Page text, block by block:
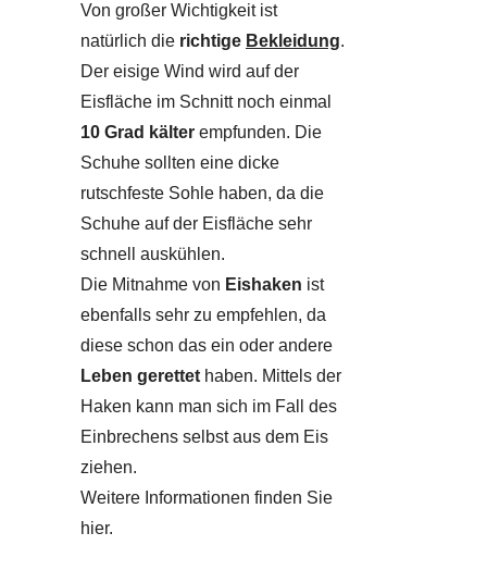
Von großer Wichtigkeit ist
natürlich die richtige Bekleidung.
Der eisige Wind wird auf der
Eisfläche im Schnitt noch einmal
10 Grad kälter empfunden. Die
Schuhe sollten eine dicke
rutschfeste Sohle haben, da die
Schuhe auf der Eisfläche sehr
schnell auskühlen.
Die Mitnahme von Eishaken ist
ebenfalls sehr zu empfehlen, da
diese schon das ein oder andere
Leben gerettet haben. Mittels der
Haken kann man sich im Fall des
Einbrechens selbst aus dem Eis
ziehen.
Weitere Informationen finden Sie
hier.